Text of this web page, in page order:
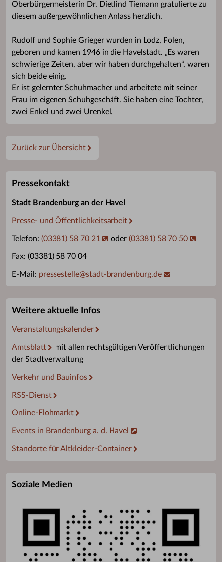
Oberbürgermeisterin Dr. Dietlind Tiemann gratulierte zu
diesem außergewöhnlichen Anlass herzlich.
Rudolf und Sophie Grieger wurden in Lodz, Polen,
geboren und kamen 1946 in die Havelstadt. „Es waren
schwierige Zeiten, aber wir haben durchgehalten“, waren
sich beide einig.
Er ist gelernter Schuhmacher und arbeitete mit seiner
Frau im eigenen Schuhgeschäft. Sie haben eine Tochter,
zwei Enkel und zwei Urenkel.
Zurück zur Übersicht
Pressekontakt
Stadt Brandenburg an der Havel
Presse- und Öffentlichkeitsarbeit
Telefon: (03381) 58 70 21 oder (03381) 58 70 50
Fax: (03381) 58 70 04
E-Mail: pressestelle@stadt-brandenburg.de
Weitere aktuelle Infos
Veranstaltungskalender
Amtsblatt
mit allen rechtsgültigen Veröffentlichungen
der Stadtverwaltung
Verkehr und Bauinfos
RSS-Dienst
Online-Flohmarkt
Events in Brandenburg a. d. Havel
Standorte für Altkleider-Container
Soziale Medien